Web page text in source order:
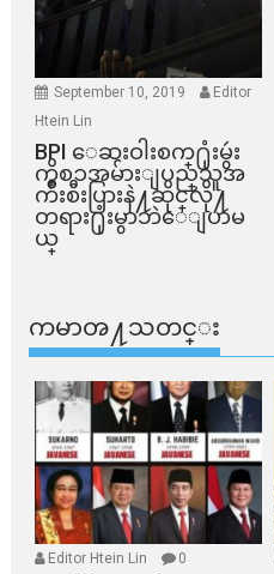
September 10, 2019
Editor
Htein Lin
BPI ​ေဆးဝါးစက္​႐ုံးမွဴး
ကိစၥအမ်ားျပည္​သူအ
က်ိဳးစီးပြားနဲ႔ဆိုင္​လို႔
တရား႐ုံးမွာဘဲေျပာမ
ယ္​
ကမာၻ႔သတင္း
Editor Htein Lin 0